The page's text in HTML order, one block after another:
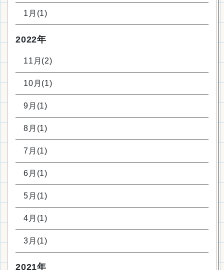
1月(1)
2022年
11月(2)
10月(1)
9月(1)
8月(1)
7月(1)
6月(1)
5月(1)
4月(1)
3月(1)
2021年